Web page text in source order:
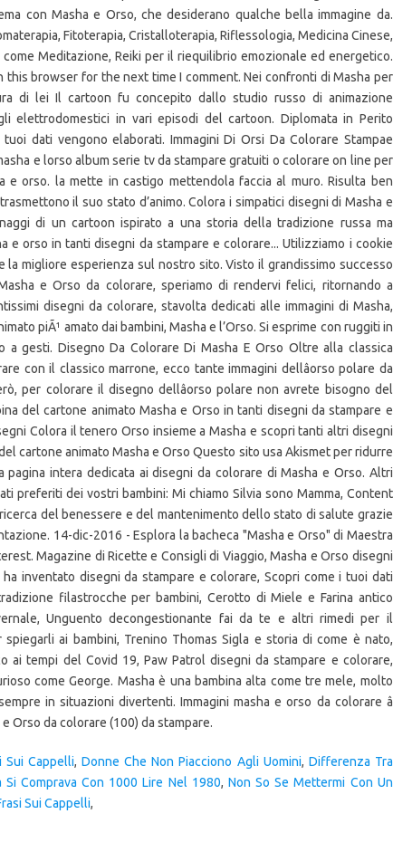
Sui Cappelli,Donne Che Non Piacciono Agli Uomini, Differenza Tra
Si Comprava Con 1000 Lire Nel 1980, Non So Se Mettermi Con Un
Sui Cappelli,